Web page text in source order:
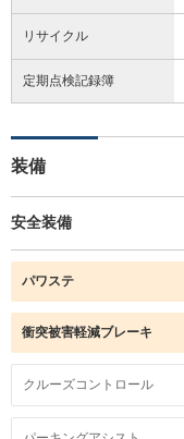
リサイクル
定期点検記録簿
装備
安全装備
パワステ
衝突被害軽減ブレーキ
クルーズコントロール